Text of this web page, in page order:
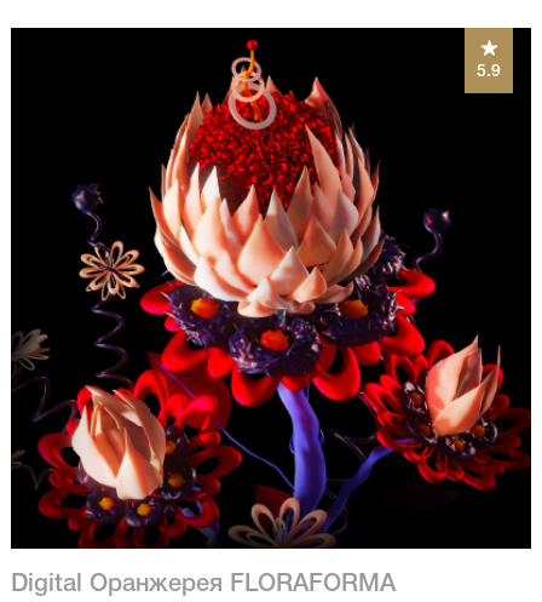
5.9
Digital Оранжерея FLORAFORMA